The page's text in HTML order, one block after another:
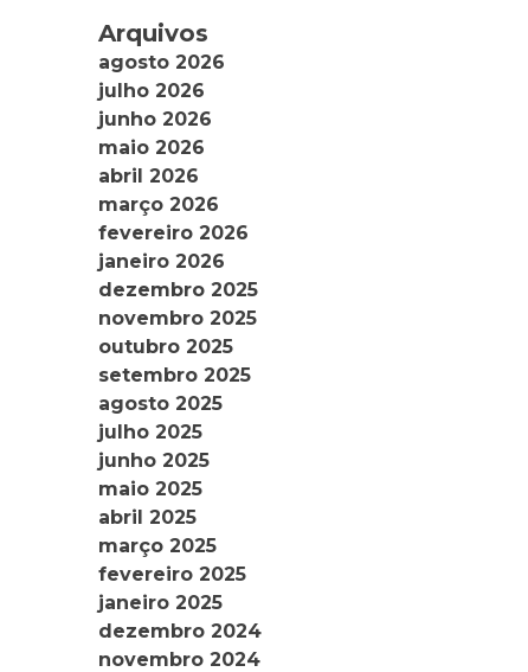
Arquivos
agosto 2026
julho 2026
junho 2026
maio 2026
abril 2026
março 2026
fevereiro 2026
janeiro 2026
dezembro 2025
novembro 2025
outubro 2025
setembro 2025
agosto 2025
julho 2025
junho 2025
maio 2025
abril 2025
março 2025
fevereiro 2025
janeiro 2025
dezembro 2024
novembro 2024